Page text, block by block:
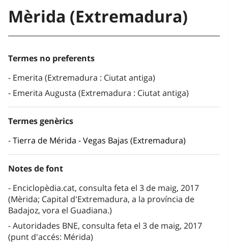
Mèrida (Extremadura)
Termes no preferents
Emerita (Extremadura : Ciutat antiga)
Emerita Augusta (Extremadura : Ciutat antiga)
Termes genèrics
Tierra de Mérida - Vegas Bajas (Extremadura)
Notes de font
Enciclopèdia.cat, consulta feta el 3 de maig, 2017
(Mèrida; Capital d'Extremadura, a la província de
Badajoz, vora el Guadiana.)
Autoridades BNE, consulta feta el 3 de maig, 2017
(punt d'accés: Mérida)